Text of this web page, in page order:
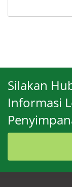
Silakan
Informasi